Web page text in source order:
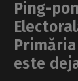
Ping-
este